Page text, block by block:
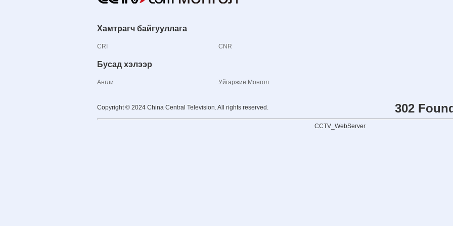
Хамтрагч байгууллага
CRI CNR
Бусад хэлээр
Англи Уйгаржин Монгол
Copyright © 2024 China Central Television. All rights reserved. 302
CCTV_WebServer